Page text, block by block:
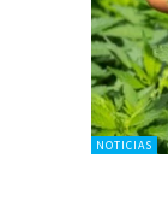
NOTICIAS